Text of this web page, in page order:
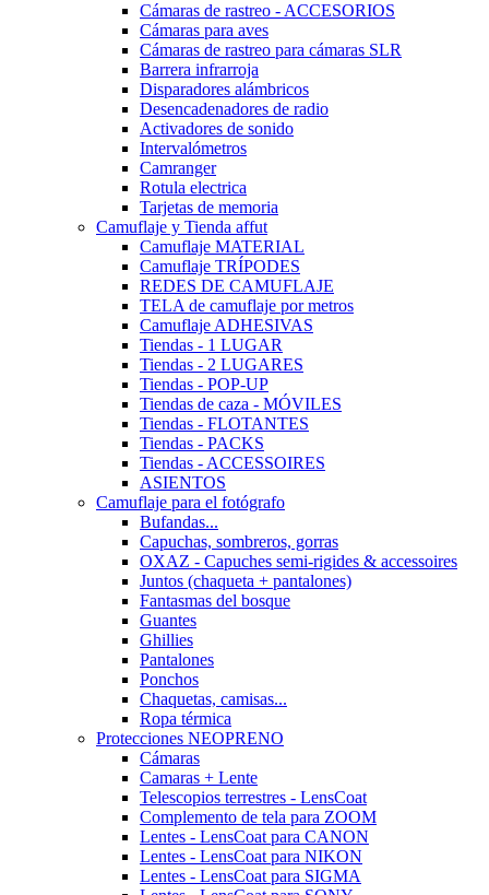
Cámaras de rastreo - ACCESORIOS
Cámaras para aves
Cámaras de rastreo para cámaras SLR
Barrera infrarroja
Disparadores alámbricos
Desencadenadores de radio
Activadores de sonido
Intervalómetros
Camranger
Rotula electrica
Tarjetas de memoria
Camuflaje y Tienda affut
Camuflaje MATERIAL
Camuflaje TRÍPODES
REDES DE CAMUFLAJE
TELA de camuflaje por metros
Camuflaje ADHESIVAS
Tiendas - 1 LUGAR
Tiendas - 2 LUGARES
Tiendas - POP-UP
Tiendas de caza - MÓVILES
Tiendas - FLOTANTES
Tiendas - PACKS
Tiendas - ACCESSOIRES
ASIENTOS
Camuflaje para el fotógrafo
Bufandas...
Capuchas, sombreros, gorras
OXAZ - Capuches semi-rigides & accessoires
Juntos (chaqueta + pantalones)
Fantasmas del bosque
Guantes
Ghillies
Pantalones
Ponchos
Chaquetas, camisas...
Ropa térmica
Protecciones NEOPRENO
Cámaras
Camaras + Lente
Telescopios terrestres - LensCoat
Complemento de tela para ZOOM
Lentes - LensCoat para CANON
Lentes - LensCoat para NIKON
Lentes - LensCoat para SIGMA